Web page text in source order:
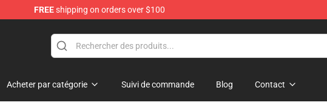
FREEshipping on orders over $100
Acheter par catégorie Suivi de commande Blog Contact